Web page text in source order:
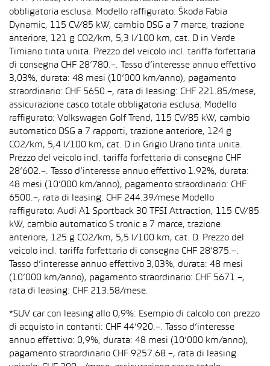
obbligatoria esclusa. Modello raffigurato: Škoda Fabia
Dynamic, 115 CV/85 kW, cambio DSG a 7 marce, trazione
anteriore, 121 g CO2/km, 5,3 l/100 km, cat. D in Verde
Timiano tinta unita. Prezzo del veicolo incl. tariffa forfettaria
di consegna CHF 28’780.–. Tasso d’interesse annuo effettivo
3,03%, durata: 48 mesi (10’000 km/anno), pagamento
straordinario: CHF 5650.–, rata di leasing: CHF 221.85/mese,
assicurazione casco totale obbligatoria esclusa. Modello
raffigurato: Volkswagen Golf Trend, 115 CV/85 kW, cambio
automatico DSG a 7 rapporti, trazione anteriore, 124 g
CO2/km, 5,4 l/100 km, cat. D in Grigio Urano tinta unita.
Prezzo del veicolo incl. tariffa forfettaria di consegna CHF
28’602.–. Tasso d’interesse annuo effettivo 1.92%, durata:
48 mesi (10’000 km/anno), pagamento straordinario: CHF
6500.–, rata di leasing: CHF 244.39/mese Modello
raffigurato: Audi A1 Sportback 30 TFSI Attraction, 115 CV/85
kW, cambio automatico S tronic a 7 marce, trazione
anteriore, 125 g CO2/km, 5,5 l/100 km, cat. D. Prezzo del
veicolo incl. tariffa forfettaria di consegna CHF 28’875.–.
Tasso d’interesse annuo effettivo 3,03%, durata: 48 mesi
(10’000 km/anno), pagamento straordinario: CHF 5671.–,
rata di leasing: CHF 213.58/mese.
*SUV car con leasing allo 0,9%: Esempio di calcolo con prezzo
di acquisto in contanti: CHF 44’920.–. Tasso d’interesse
annuo effettivo: 0,9%, durata: 48 mesi (10’000 km/anno),
pagamento straordinario CHF 9257.68.–, rata di leasing